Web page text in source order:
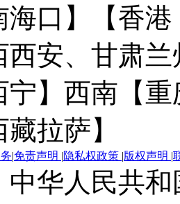
口】
【香
西安、甘肃
】 西南【
拉萨】
|免责声明 |隐私权政策 |版权声明 |
中华人民共